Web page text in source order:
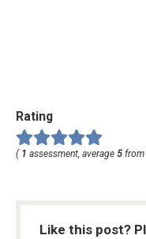
Rating
( 1 assessment, average 5 from
Like this post?